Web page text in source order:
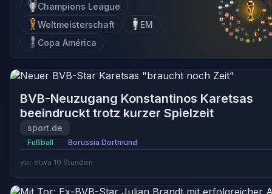
Champions League
Weltmeisterschaft
EM
Copa América
BVB-Neuzugang Konstantinos Karetsas
beeindruckt trotz kurzer Spielzeit
sport.de
Fußball Borussia Dortmund
vor etwa 10 Stunden